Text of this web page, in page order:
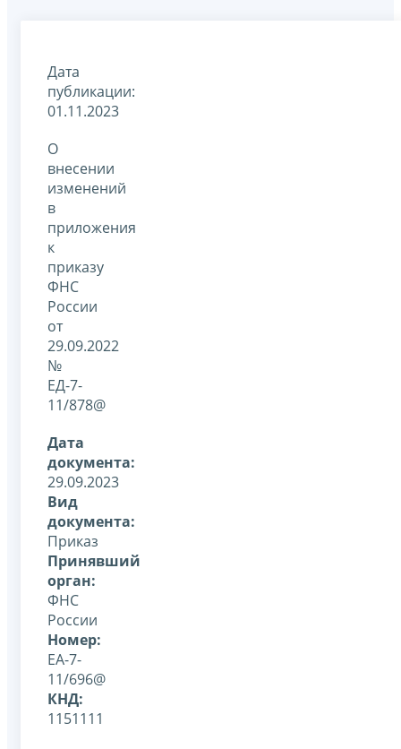
Дата
публикации:
01.11.2023
О
внесении
изменений
в
приложения
к
приказу
ФНС
России
от
29.09.2022
№
ЕД-7-
11/878@
Дата
документа:
29.09.2023
Вид
документа:
Приказ
Принявший
орган:
ФНС
России
Номер:
ЕА-7-
11/696@
КНД:
1151111